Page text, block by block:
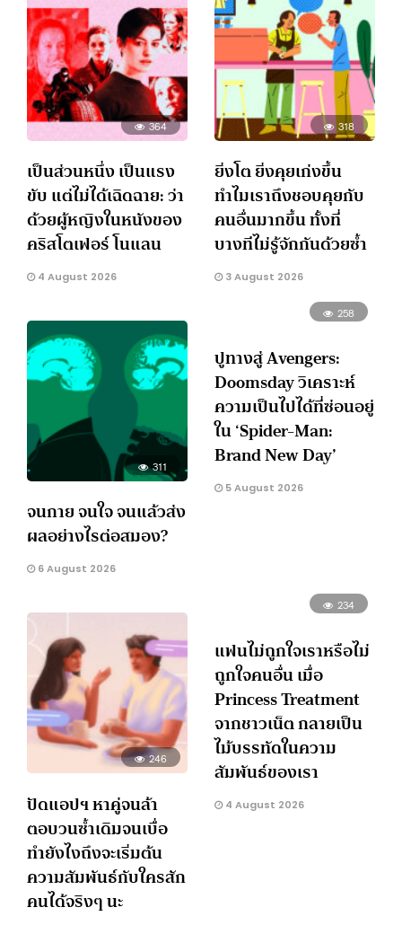
364
เป็นส่วนหนึ่ง เป็นแรง
ขับ แต่ไม่ได้เฉิดฉาย: ว่า
ด้วยผู้หญิงในหนังของ
คริสโตเฟอร์ โนแลน
4 August 2026
318
ยิ่งโต ยิ่งคุยเก่งขึ้น
ทำไมเราถึงชอบคุยกับ
คนอื่นมากขึ้น ทั้งที่
บางทีไม่รู้จักกันด้วยซ้ำ
3 August 2026
311
จนกาย จนใจ จนแล้วส่ง
ผลอย่างไรต่อสมอง?
6 August 2026
258
ปูทางสู่ Avengers:
Doomsday วิเคราะห์
ความเป็นไปได้ที่ซ่อนอยู่
ใน ‘Spider-Man:
Brand New Day’
5 August 2026
246
ปัดแอปฯ หาคู่จนล้า
ตอบวนซ้ำเดิมจนเบื่อ
ทำยังไงถึงจะเริ่มต้น
ความสัมพันธ์กับใครสัก
คนได้จริงๆ นะ
234
แฟนไม่ถูกใจเราหรือไม่
ถูกใจคนอื่น เมื่อ
Princess Treatment
จากชาวเน็ต กลายเป็น
ไม้บรรทัดในความ
สัมพันธ์ของเรา
4 August 2026